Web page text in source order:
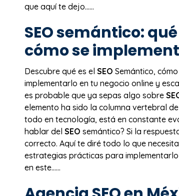
que aquí te dejo…...
SEOsemántico:
cómo se
Descubre qué es el SEO Semántico,
implementarlo en tu negocio online y
es probable que ya sepas algo sobre
elemento ha sido la columna vertebral
todo en tecnología, está en constante
hablar del SEO semántico? Si la
correcto. Aquí te diré todo lo que
estrategias prácticas para
en este…...